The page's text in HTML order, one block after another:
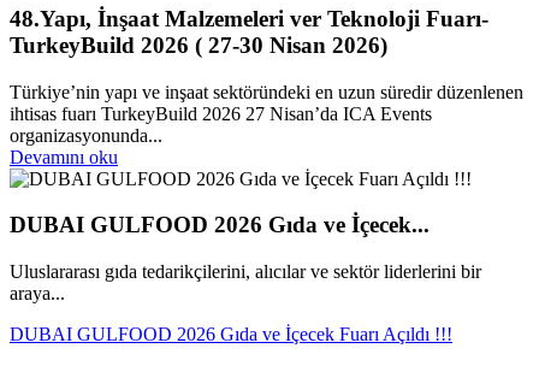
48.Yapı, İnşaat Malzemeleri ver Teknoloji Fuarı-
TurkeyBuild 2026 ( 27-30 Nisan 2026)
Türkiye’nin yapı ve inşaat sektöründeki en uzun süredir düzenlenen
ihtisas fuarı TurkeyBuild 2026 27 Nisan’da ICA Events
organizasyonunda...
Devamını oku
DUBAI GULFOOD 2026 Gıda ve İçecek...
Uluslararası gıda tedarikçilerini, alıcılar ve sektör liderlerini bir
araya...
DUBAI GULFOOD 2026 Gıda ve İçecek Fuarı Açıldı !!!